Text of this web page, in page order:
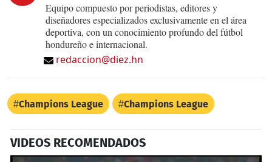
Equipo compuesto por periodistas, editores y
diseñadores especializados exclusivamente en el área
deportiva, con un conocimiento profundo del fútbol
hondureño e internacional.
redaccion@diez.hn
Champions League Champions League
VIDEOS RECOMENDADOS